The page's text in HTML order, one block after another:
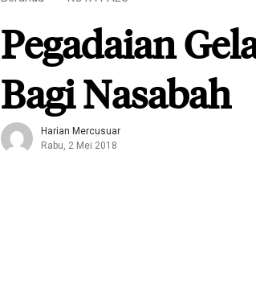
Pegadaian
Bagi Nasabah
Harian Mercusuar
Rabu, 2 Mei 2018